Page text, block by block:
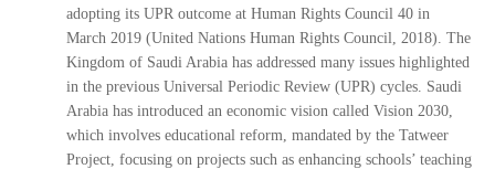
adopting its UPR outcome at Human Rights Council 40 in
March 2019 (United Nations Human Rights Council, 2018). The
Kingdom of Saudi Arabia has addressed many issues highlighted
in the previous Universal Periodic Review (UPR) cycles. Saudi
Arabia has introduced an economic vision called Vision 2030,
which involves educational reform, mandated by the Tatweer
Project, focusing on projects such as enhancing schools’ teaching